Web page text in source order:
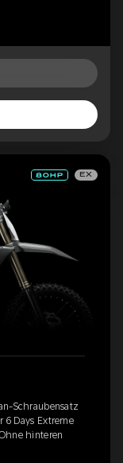
EX
Schraubensatz
6 Days Extreme
hinteren